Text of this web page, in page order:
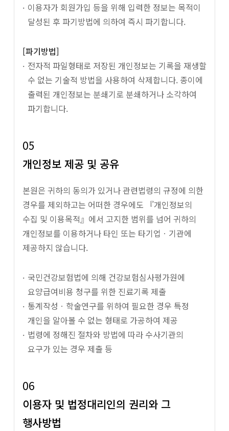
이용자가 회원가입 등을 위해 입력한 정보는 목적이
달성된 후 파기방법에 의하여 즉시 파기합니다.
[파기방법]
전자적 파일형태로 저장된 개인정보는 기록을 재생할
수 없는 기술적 방법을 사용하여 삭제합니다. 종이에
출력된 개인정보는 분쇄기로 분쇄하거나 소각하여
파기합니다.
05
개인정보 제공 및 공유
본원은 귀하의 동의가 있거나 관련법령의 규정에 의한
경우를 제외하고는 어떠한 경우에도 『개인정보의
수집 및 이용목적』에서 고지한 범위를 넘어 귀하의
개인정보를 이용하거나 타인 또는 타기업ㆍ기관에
제공하지 않습니다.
국민건강보험법에 의해 건강보험심사평가원에
요양급여비용 청구를 위한 진료기록 제출
통계작성ㆍ학술연구를 위하여 필요한 경우 특정
개인을 알아볼 수 없는 형태로 가공하여 제공
법령에 정해진 절차와 방법에 따라 수사기관의
요구가 있는 경우 제출 등
06
이용자 및 법정대리인의 권리와 그
행사방법